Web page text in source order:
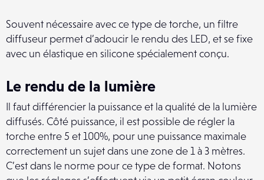
Souvent nécessaire avec ce type de torche, un filtre
diffuseur permet d’adoucir le rendu des LED, et se fixe
avec un élastique en silicone spécialement conçu.
Le rendu de la lumière
Il faut différencier la puissance et la qualité de la lumière
diffusés. Côté puissance, il est possible de régler la
torche entre 5 et 100%, pour une puissance maximale
correctement un sujet dans une zone de 1 à 3 mètres.
C’est dans le norme pour ce type de format. Notons